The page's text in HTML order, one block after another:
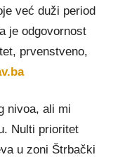
već duži period
je odgovornost
prvenstveno,
nivoa, ali mi
Nulti prioritet
u zoni Štrbački